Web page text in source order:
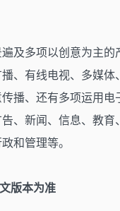
及多项以创意为主的
、有线电视、多媒体
播、还有多项运用电
、新闻、信息、教育
和管理等。
版本为准